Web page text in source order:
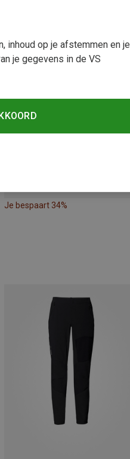
Je bespaart 34%
inhoud op je afstemmen en je
je gegevens in de VS